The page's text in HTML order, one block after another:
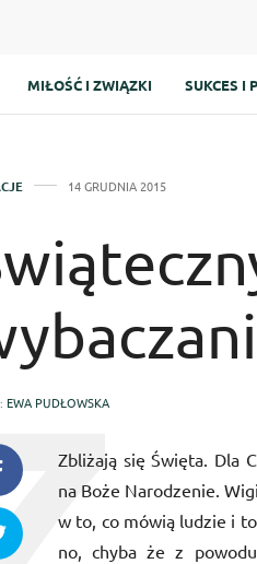
MIŁOŚĆ I ZWIĄZKI SUKCES I
14 GRUDNIA 2015
EWA PUDŁOWSKA
Zbliżają się Święta. Dla
na Boże Narodzenie.
w to, co mówią ludzie i
no, chyba że z